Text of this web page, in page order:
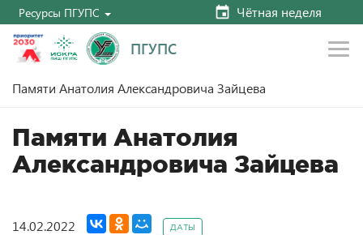
Ресурсы ПГУПС Чётная неделя
ПГУПС
Главная Новости
Памяти Анатолия Александровича Зайцева
Памяти Анатолия
Александровича Зайцева
14.02.2022 ДАТЫ